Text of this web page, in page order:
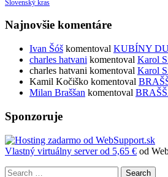
Slovenský kras
Najnovšie komentáre
Ivan Šóš komentoval KUBÍNY
charles hatvani komentoval Karol
charles hatvani komentoval Karol
Kamil Kočiško komentoval
Milan Braššan komentoval
Sponzoruje
Vlastný virtuálny server od 5,65 € od
Search